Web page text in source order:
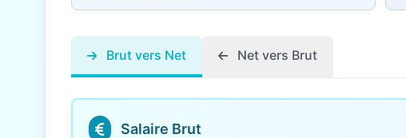
Brut vers Net Net vers Brut
Salaire Brut